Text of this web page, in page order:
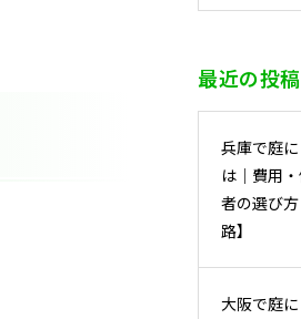
最近の投稿
兵庫で庭
は｜費用
者の選び
路】
大阪で庭